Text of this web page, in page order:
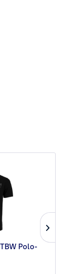
Polo-